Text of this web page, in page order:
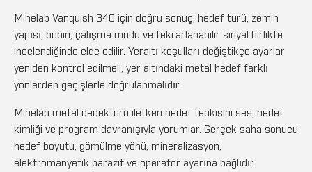
Minelab Vanquish 340 için doğru sonuç; hedef türü, zemin
yapısı, bobin, çalışma modu ve tekrarlanabilir sinyal birlikte
incelendiğinde elde edilir. Yeraltı koşulları değiştikçe ayarlar
yeniden kontrol edilmeli, yer altındaki metal hedef farklı
yönlerden geçişlerle doğrulanmalıdır.
Minelab metal dedektörü iletken hedef tepkisini ses, hedef
kimliği ve program davranışıyla yorumlar. Gerçek saha sonucu
hedef boyutu, gömülme yönü, mineralizasyon,
elektromanyetik parazit ve operatör ayarına bağlıdır.